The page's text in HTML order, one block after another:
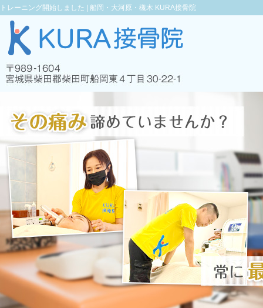
トレーニング開始しました | 船岡・大河原・槻木 KURA接骨院